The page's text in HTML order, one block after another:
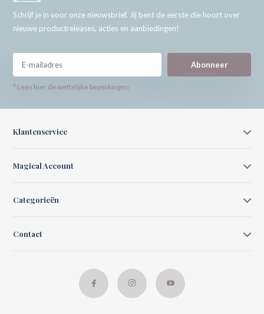
Schrijf je in voor onze nieuwsbrief. Jij bent de eerste die hoort over
nieuwe productreleases, acties en aanbiedingen!
Abonneer
* Lees hier de wettelijke beperkingen
Klantenservice
Magical Account
Categorieën
Contact